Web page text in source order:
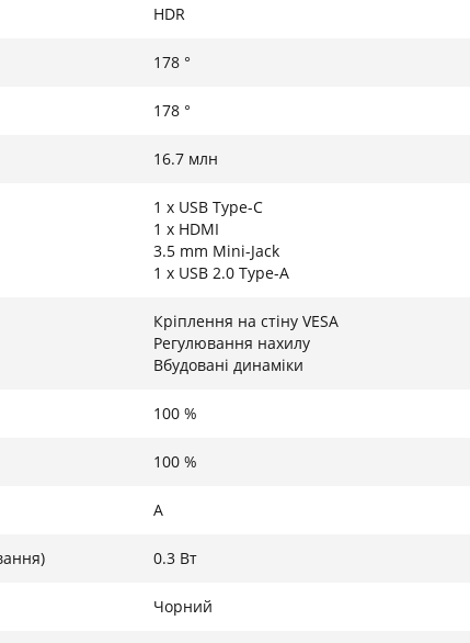
HDR
178 °
178 °
16.7 млн
1 x USB Type-C
1 x HDMI
3.5 mm Mini-Jack
1 x USB 2.0 Type-A
Кріплення на стіну VESA
Регулювання нахилу
Вбудовані динаміки
100 %
100 %
A
0.3 Вт
Чорний